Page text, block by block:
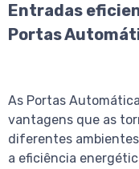
Entradas
Portas
As Portas
vantagens que as
diferentes
a eficiência